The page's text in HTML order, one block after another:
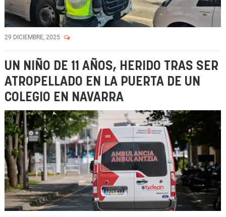
29 DICIEMBRE, 2025
UN NIÑO DE 11 AÑOS, HERIDO TRAS SER
ATROPELLADO EN LA PUERTA DE UN
COLEGIO EN NAVARRA